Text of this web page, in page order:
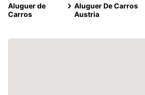
Aluguer de
Carros
Aluguer De Carros
Austria